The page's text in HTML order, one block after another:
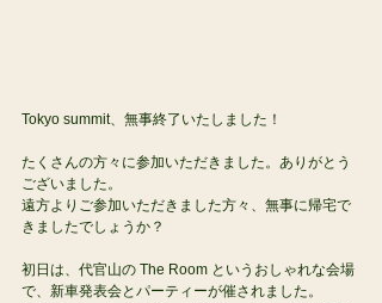
Tokyo summit、無事終了いたしました！
たくさんの方々に参加いただきました。ありがとう
ございました。
遠方よりご参加いただきました方々、無事に帰宅で
きましたでしょうか？
初日は、代官山の The Room というおしゃれな会場
で、新車発表会とパーティーが催されました。